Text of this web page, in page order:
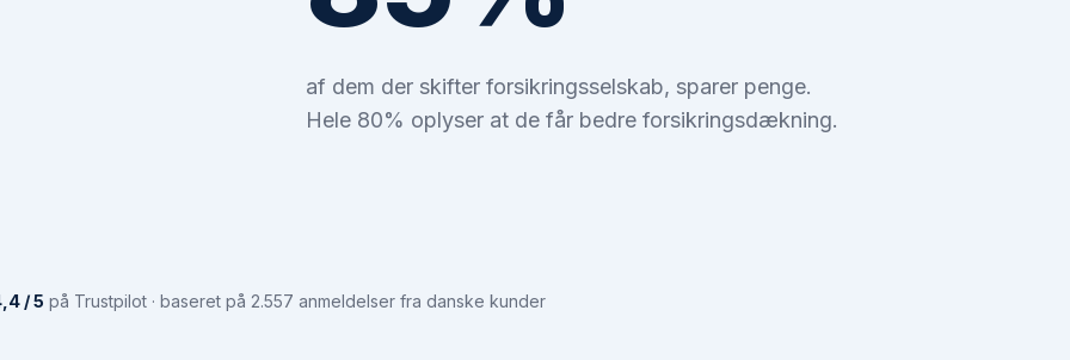
af dem der skifter forsikringsselskab, sparer penge.
Hele 80% oplyser at de får bedre forsikringsdækning.
/ 5 på Trustpilot · baseret på 2.557 anmeldelser fra danske kunder